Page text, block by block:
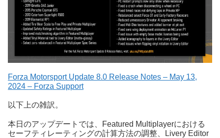
Forza Motorsport Update 8.0 Release Notes – May 13,
2024 – Forza Support
以下上の雑訳。
本日のアップデートでは、Featured Multiplayerにおける
セーフティレーティングの計算方法の調整、Livery Editor